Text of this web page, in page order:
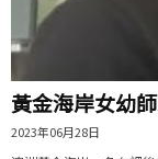
黃金海岸女幼
2023年06月28日